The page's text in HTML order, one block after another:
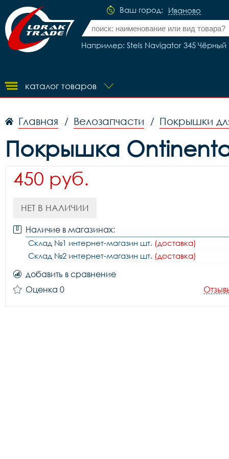
Ваш город: Иваново
Например: Stels Navigator 345
каталог товаров
Главная / Велозапчасти / Покрышки
Покрышка
450 руб.
НЕТ В НАЛИЧИИ
Наличие в магазинах:
Склад №1 интернет-магазин шт. (доставка)
Склад №2 интернет-магазин шт. (доставка)
добавить в сравнение
Оценка 0